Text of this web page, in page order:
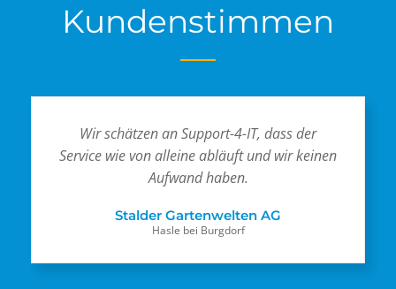
Kundenstimmen
Wir schätzen an Support-4-IT, dass der
Service wie von alleine abläuft und wir keinen
Aufwand haben.
Stalder Gartenwelten AG
Hasle bei Burgdorf